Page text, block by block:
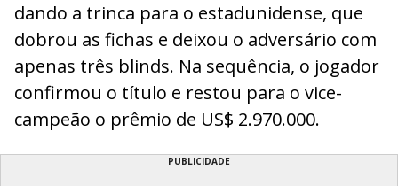
dando a trinca para o estadunidense, que
dobrou as fichas e deixou o adversário com
apenas três blinds. Na sequência, o jogador
confirmou o título e restou para o vice-
campeão o prêmio de US$ 2.970.000.
PUBLICIDADE